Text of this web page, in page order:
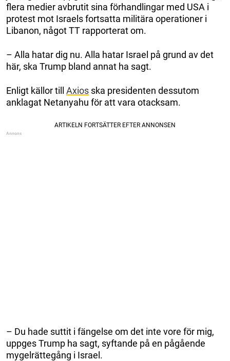
flera medier avbrutit sina förhandlingar med USA i
protest mot Israels fortsatta militära operationer i
Libanon, något TT rapporterat om.
– Alla hatar dig nu. Alla hatar Israel på grund av det
här, ska Trump bland annat ha sagt.
Enligt källor till Axios ska presidenten dessutom
anklagat Netanyahu för att vara otacksam.
– Du hade suttit i fängelse om det inte vore för mig,
uppges Trump ha sagt, syftande på en pågående
mygelrättegång i Israel.